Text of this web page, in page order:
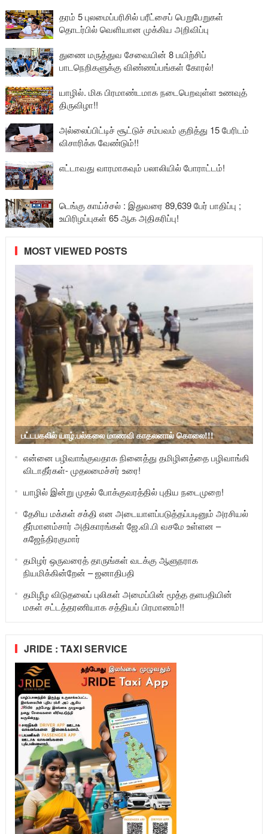
தரம் 5 புலமைப்பரிசில் பரீட்சைப் பெறுபேறுகள்
தொடர்பில் வெளியான முக்கிய அறிவிப்பு
துணை மருத்துவ சேவையின் 8 பயிற்சிப்
பாடநெறிகளுக்கு விண்ணப்பங்கள் கோரல்!
யாழில். மிக பிரமாண்டமாக நடைபெறவுள்ள உணவுத்
திருவிழா!!
அல்லைப்பிட்டிச் சூட்டுச் சம்பவம் குறித்து 15 பேரிடம்
விசாரிக்க வேண்டும்!!
எட்டாவது வாரமாகவும் பலாலியில் போராட்டம்!
டெங்கு காய்ச்சல் : இதுவரை 89,639 பேர் பாதிப்பு ;
உயிரிழப்புகள் 65 ஆக அதிகரிப்பு!
MOST VIEWED POSTS
பட்டபகலில் யாழ்.பல்கலை மாணவி காதலனால் கொலை!!!
என்னை பழிவாங்குவதாக நினைத்து தமிழினத்தை பழிவாங்கி
விடாதீர்கள்- முதலமைச்சர் உரை!
யாழில் இன்று முதல் போக்குவரத்தில் புதிய நடைமுறை!
தேசிய மக்கள் சக்தி என அடையாளப்படுத்தப்படினும் அரசியல்
தீர்மானம்சார் அதிகாரங்கள் ஜே.வி.பி வசமே உள்ளன –
கஜேந்திரகுமார்
தமிழர் ஒருவரைத் தாருங்கள் வடக்கு ஆளுநராக
நியமிக்கின்றேன் – ஜனாதிபதி
தமிழீழ விடுதலைப் புலிகள் அமைப்பின் மூத்த தளபதியின்
மகள் சட்டத்தரணியாக சத்தியப் பிரமாணம்!!
JRIDE : TAXI SERVICE